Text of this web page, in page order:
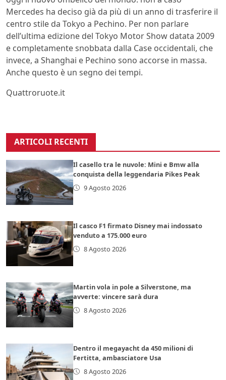
Mercedes ha deciso già da più di un anno di trasferire il
centro stile da Tokyo a Pechino. Per non parlare
dell’ultima edizione del Tokyo Motor Show datata 2009
e completamente snobbata dalla Case occidentali, che
invece, a Shanghai e Pechino sono accorse in massa.
Anche questo è un segno dei tempi.
Quattroruote.it
ARTICOLI RECENTI
Il casello tra le nuvole: Mini e Bmw alla
conquista della leggendaria Pikes Peak
9 Agosto 2026
Il casco F1 firmato Disney mai indossato
venduto a 175.000 euro
8 Agosto 2026
Martin vola in pole a Silverstone, ma
avverte: vincere sarà dura
8 Agosto 2026
Dentro il megayacht da 450 milioni di
Fertitta, ambasciatore Usa
8 Agosto 2026